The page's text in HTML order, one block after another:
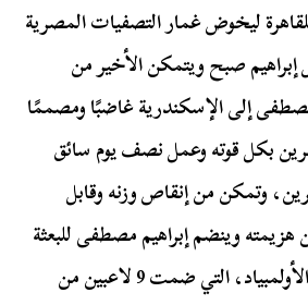
ليخوض غمار التصفيات المصرية
إبراهيم صبح ويتمكن الأخير من
مصطفى إلى الإسكندرية غاضبًا ومصممًا
بكل قوته وعمل نصف يوم سائق
وتمكن من إنقاص وزنه وقابل
وينضم إبراهيم مصطفى للبعثة
المصرية المشاركة في الأولمبياد، التي ضمت 9 لاعبين من